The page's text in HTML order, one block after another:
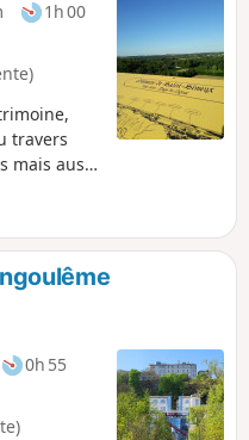
1h 00
travers
mais aussi
0h 55